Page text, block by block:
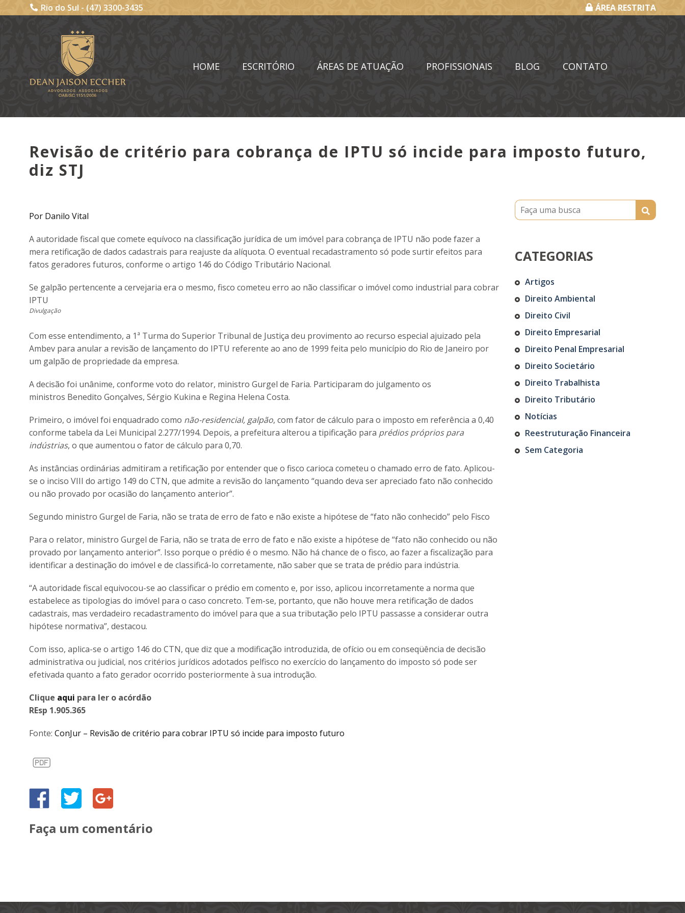
Rio do Sul - (47) 3300-3435 ÁREA RESTRITA
HOME ESCRITÓRIO ÁREAS DE ATUAÇÃO PROFISSIONAIS BLOG CONTATO
Revisão de critério para cobrança de IPTU só incide para imposto futuro,
diz STJ
Por Danilo Vital
A autoridade fiscal que comete equívoco na classificação jurídica de um imóvel para cobrança de IPTU não pode fazer a
mera retificação de dados cadastrais para reajuste da alíquota. O eventual recadastramento só pode surtir efeitos para
fatos geradores futuros, conforme o artigo 146 do Código Tributário Nacional.
Se galpão pertencente a cervejaria era o mesmo, fisco cometeu erro ao não classificar o imóvel como industrial para cobrar
IPTU
Divulgação
Com esse entendimento, a 1ª Turma do Superior Tribunal de Justiça deu provimento ao recurso especial ajuizado pela
Ambev para anular a revisão de lançamento do IPTU referente ao ano de 1999 feita pelo município do Rio de Janeiro por
um galpão de propriedade da empresa.
A decisão foi unânime, conforme voto do relator, ministro Gurgel de Faria. Participaram do julgamento os
ministros Benedito Gonçalves, Sérgio Kukina e Regina Helena Costa.
Primeiro, o imóvel foi enquadrado como não-residencial, galpão, com fator de cálculo para o imposto em referência a 0,40
conforme tabela da Lei Municipal 2.277/1994. Depois, a prefeitura alterou a tipificação para prédios próprios para
indústrias, o que aumentou o fator de cálculo para 0,70.
As instâncias ordinárias admitiram a retificação por entender que o fisco carioca cometeu o chamado erro de fato. Aplicou-
se o inciso VIII do artigo 149 do CTN, que admite a revisão do lançamento “quando deva ser apreciado fato não conhecido
ou não provado por ocasião do lançamento anterior”.
Segundo ministro Gurgel de Faria, não se trata de erro de fato e não existe a hipótese de “fato não conhecido” pelo Fisco
Para o relator, ministro Gurgel de Faria, não se trata de erro de fato e não existe a hipótese de “fato não conhecido ou não
provado por lançamento anterior”. Isso porque o prédio é o mesmo. Não há chance de o fisco, ao fazer a fiscalização para
identificar a destinação do imóvel e de classificá-lo corretamente, não saber que se trata de prédio para indústria.
“A autoridade fiscal equivocou-se ao classificar o prédio em comento e, por isso, aplicou incorretamente a norma que
estabelece as tipologias do imóvel para o caso concreto. Tem-se, portanto, que não houve mera retificação de dados
cadastrais, mas verdadeiro recadastramento do imóvel para que a sua tributação pelo IPTU passasse a considerar outra
hipótese normativa”, destacou.
Com isso, aplica-se o artigo 146 do CTN, que diz que a modificação introduzida, de ofício ou em conseqüência de decisão
administrativa ou judicial, nos critérios jurídicos adotados pelfisco no exercício do lançamento do imposto só pode ser
efetivada quanto a fato gerador ocorrido posteriormente à sua introdução.
Clique aqui para ler o acórdão
REsp 1.905.365
Fonte: ConJur – Revisão de critério para cobrar IPTU só incide para imposto futuro
Faça um comentário
CATEGORIAS
Artigos
Direito Ambiental
Direito Civil
Direito Empresarial
Direito Penal Empresarial
Direito Societário
Direito Trabalhista
Direito Tributário
Notícias
Reestruturação Financeira
Sem Categoria